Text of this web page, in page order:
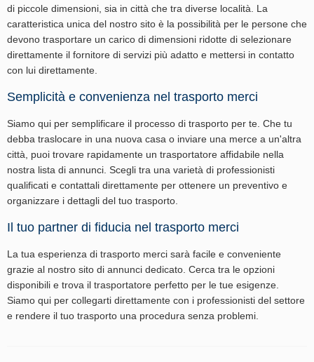
di piccole dimensioni, sia in città che tra diverse località. La
caratteristica unica del nostro sito è la possibilità per le persone che
devono trasportare un carico di dimensioni ridotte di selezionare
direttamente il fornitore di servizi più adatto e mettersi in contatto
con lui direttamente.
Semplicità e convenienza nel trasporto merci
Siamo qui per semplificare il processo di trasporto per te. Che tu
debba traslocare in una nuova casa o inviare una merce a un'altra
città, puoi trovare rapidamente un trasportatore affidabile nella
nostra lista di annunci. Scegli tra una varietà di professionisti
qualificati e contattali direttamente per ottenere un preventivo e
organizzare i dettagli del tuo trasporto.
Il tuo partner di fiducia nel trasporto merci
La tua esperienza di trasporto merci sarà facile e conveniente
grazie al nostro sito di annunci dedicato. Cerca tra le opzioni
disponibili e trova il trasportatore perfetto per le tue esigenze.
Siamo qui per collegarti direttamente con i professionisti del settore
e rendere il tuo trasporto una procedura senza problemi.